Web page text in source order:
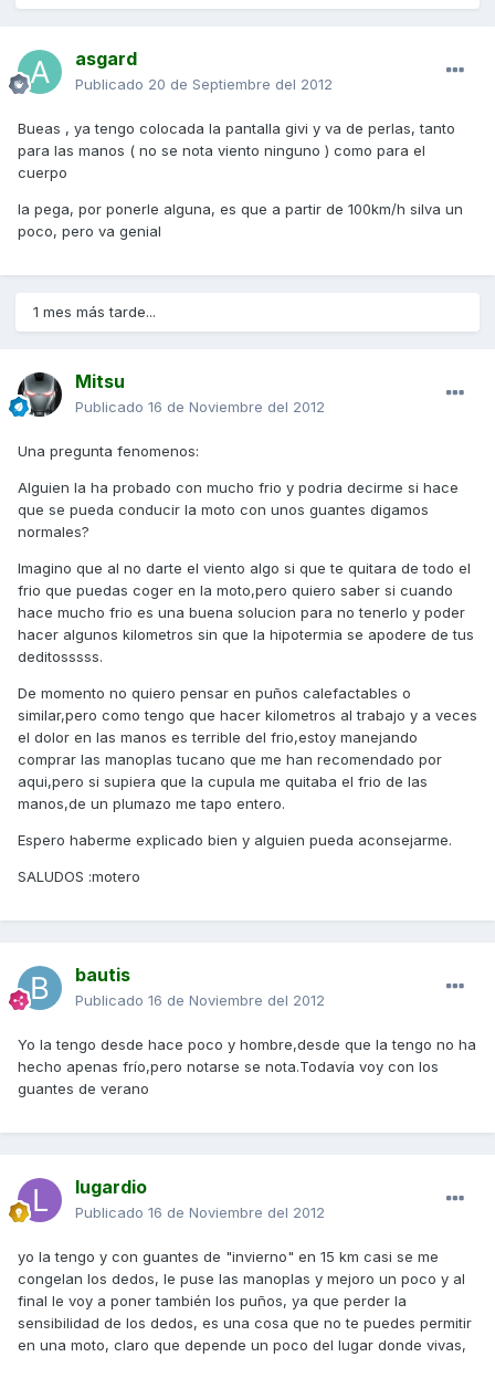
asgard
Publicado 20 de Septiembre del 2012
Bueas , ya tengo colocada la pantalla givi y va de perlas, tanto
para las manos ( no se nota viento ninguno ) como para el
cuerpo
la pega, por ponerle alguna, es que a partir de 100km/h silva un
poco, pero va genial
1 mes más tarde...
Mitsu
Publicado 16 de Noviembre del 2012
Una pregunta fenomenos:
Alguien la ha probado con mucho frio y podria decirme si hace
que se pueda conducir la moto con unos guantes digamos
normales?
Imagino que al no darte el viento algo si que te quitara de todo el
frio que puedas coger en la moto,pero quiero saber si cuando
hace mucho frio es una buena solucion para no tenerlo y poder
hacer algunos kilometros sin que la hipotermia se apodere de tus
deditosssss.
De momento no quiero pensar en puños calefactables o
similar,pero como tengo que hacer kilometros al trabajo y a veces
el dolor en las manos es terrible del frio,estoy manejando
comprar las manoplas tucano que me han recomendado por
aqui,pero si supiera que la cupula me quitaba el frio de las
manos,de un plumazo me tapo entero.
Espero haberme explicado bien y alguien pueda aconsejarme.
SALUDOS :motero
bautis
Publicado 16 de Noviembre del 2012
Yo la tengo desde hace poco y hombre,desde que la tengo no ha
hecho apenas frío,pero notarse se nota.Todavía voy con los
guantes de verano
lugardio
Publicado 16 de Noviembre del 2012
yo la tengo y con guantes de "invierno" en 15 km casi se me
congelan los dedos, le puse las manoplas y mejoro un poco y al
final le voy a poner también los puños, ya que perder la
sensibilidad de los dedos, es una cosa que no te puedes permitir
en una moto, claro que depende un poco del lugar donde vivas,